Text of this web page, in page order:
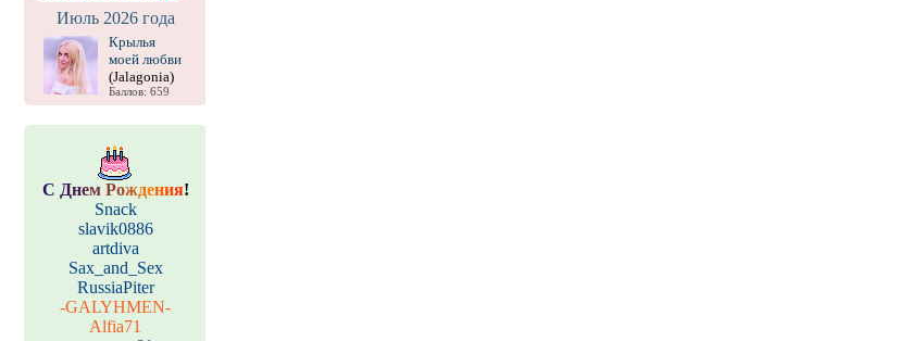
Июль 2026 года
Крылья
моей любви
(Jalagonia)
Баллов: 659
С Днем Рождения!
Snack
slavik0886
artdiva
Sax_and_Sex
RussiaPiter
-GALYHMEN-
Alfia71